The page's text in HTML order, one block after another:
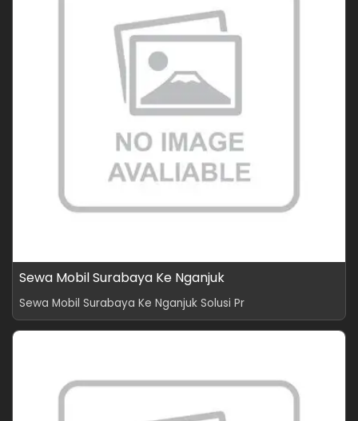
Sewa Mobil Surabaya Ke Nganjuk
Sewa Mobil Surabaya Ke Nganjuk Solusi Pr